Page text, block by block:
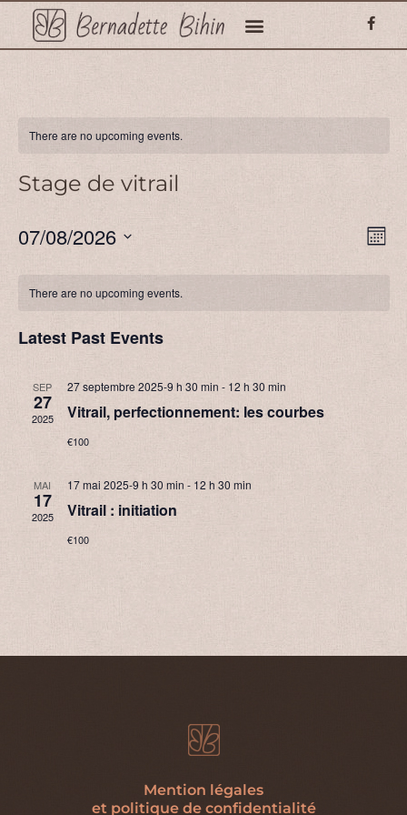
There are no upcoming events.
Stage de vitrail
07/08/2026
date.
There are no upcoming events.
Latest Past Events
SEP
27
2025
27 septembre 2025-9 h 30 min - 12 h 30 min
Vitrail, perfectionnement: les courbes
€100
MAI
17
2025
17 mai 2025-9 h 30 min - 12 h 30 min
Vitrail : initiation
€100
Mention légales
et politique de confidentialité